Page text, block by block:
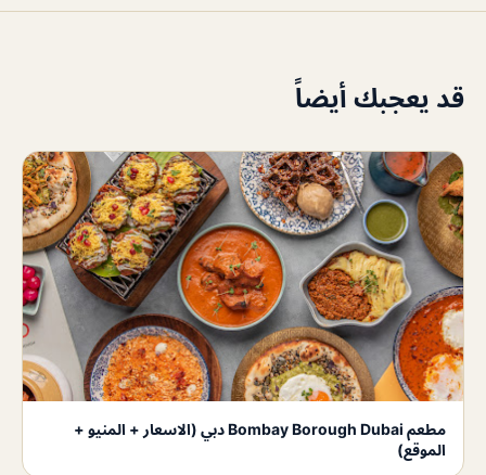
قد يعجبك أيضاً
مطعم Bombay Borough Dubai دبي (الاسعار + المنيو +
الموقع)